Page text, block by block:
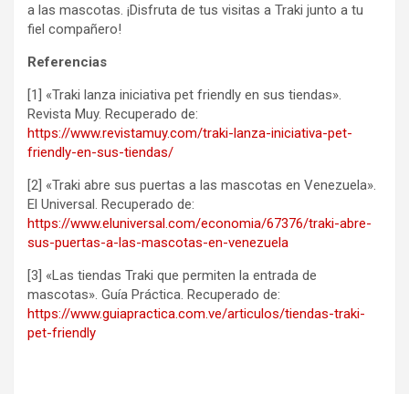
a las mascotas. ¡Disfruta de tus visitas a Traki junto a tu
fiel compañero!
Referencias
[1] «Traki lanza iniciativa pet friendly en sus tiendas».
Revista Muy. Recuperado de:
https://www.revistamuy.com/traki-lanza-iniciativa-pet-
friendly-en-sus-tiendas/
[2] «Traki abre sus puertas a las mascotas en Venezuela».
El Universal. Recuperado de:
https://www.eluniversal.com/economia/67376/traki-abre-
sus-puertas-a-las-mascotas-en-venezuela
[3] «Las tiendas Traki que permiten la entrada de
mascotas». Guía Práctica. Recuperado de:
https://www.guiapractica.com.ve/articulos/tiendas-traki-
pet-friendly